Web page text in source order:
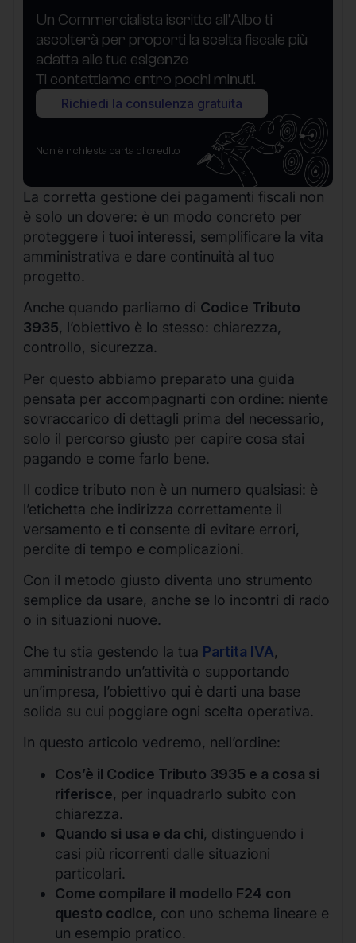
Un Commercialista iscritto all’Albo ti
ascolterà per proporti la scelta fiscale più
adatta alle tue esigenze
Ti contattiamo entro pochi minuti.
Richiedi la consulenza gratuita
Non è richiesta carta di credito
La corretta gestione dei pagamenti fiscali non
è solo un dovere: è un modo concreto per
proteggere i tuoi interessi, semplificare la vita
amministrativa e dare continuità al tuo
progetto.
Anche quando parliamo di Codice Tributo
3935, l’obiettivo è lo stesso: chiarezza,
controllo, sicurezza.
Per questo abbiamo preparato una guida
pensata per accompagnarti con ordine: niente
sovraccarico di dettagli prima del necessario,
solo il percorso giusto per capire cosa stai
pagando e come farlo bene.
Il codice tributo non è un numero qualsiasi: è
l’etichetta che indirizza correttamente il
versamento e ti consente di evitare errori,
perdite di tempo e complicazioni.
Con il metodo giusto diventa uno strumento
semplice da usare, anche se lo incontri di rado
o in situazioni nuove.
Che tu stia gestendo la tua Partita IVA,
amministrando un’attività o supportando
un’impresa, l’obiettivo qui è darti una base
solida su cui poggiare ogni scelta operativa.
In questo articolo vedremo, nell’ordine:
Cos’è il Codice Tributo 3935 e a cosa si
riferisce, per inquadrarlo subito con
chiarezza.
Quando si usa e da chi, distinguendo i
casi più ricorrenti dalle situazioni
particolari.
Come compilare il modello F24 con
questo codice, con uno schema lineare e
un esempio pratico.